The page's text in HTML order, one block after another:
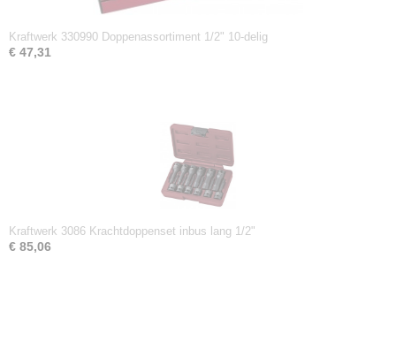
Kraftwerk 330990 Doppenassortiment 1/2" 10-delig
€ 47,31
Kraftwerk 3086 Krachtdoppenset inbus lang 1/2"
€ 85,06